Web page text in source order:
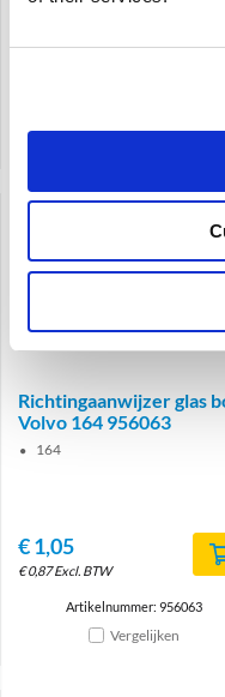
€65,00
Richtingaanwijzer glas
Volvo 164 956063
164
€1,05
€0,87 Excl. BTW
Artikelnummer: 956063
Vergelijken